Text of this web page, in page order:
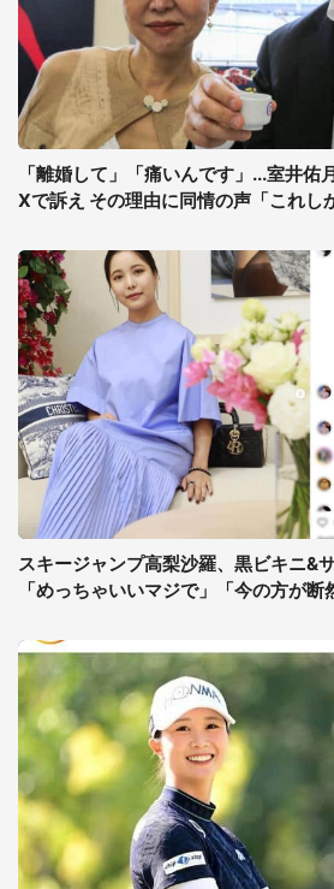
「離婚して」「痛いんです」...室井佑
Xで訴え その理由に同情の声「これし
スキージャンプ高梨沙羅、黒ビキニ&
「めっちゃいいマジで」「今の方が断